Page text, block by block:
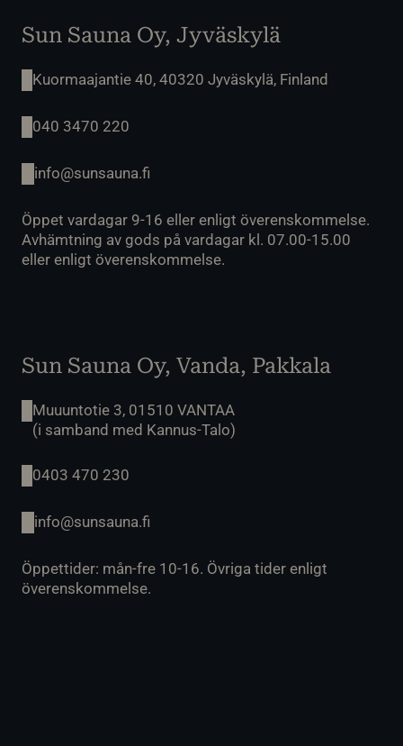
Sun Sauna Oy, Jyväskylä
Kuormaajantie 40, 40320 Jyväskylä, Finland
040 3470 220
info@sunsauna.fi
Öppet vardagar 9-16 eller enligt överenskommelse.
Avhämtning av gods på vardagar kl. 07.00-15.00
eller enligt överenskommelse.
Sun Sauna Oy, Vanda, Pakkala
Muuuntotie 3, 01510 VANTAA
(i samband med Kannus-Talo)
0403 470 230
info@sunsauna.fi
Öppettider: mån-fre 10-16. Övriga tider enligt
överenskommelse.